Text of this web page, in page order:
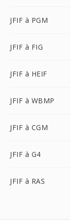
JFIF à PGM
JFIF à FIG
JFIF à HEIF
JFIF à WBMP
JFIF à CGM
JFIF à G4
JFIF à RAS